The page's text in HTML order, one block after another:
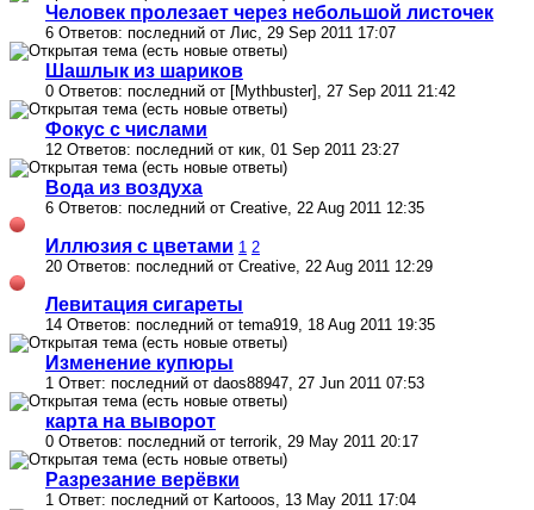
Человек пролезает через небольшой листочек
6 Ответов: последний от Лис, 29 Sep 2011 17:07
Шашлык из шариков
0 Ответов: последний от [Mythbuster], 27 Sep 2011 21:42
Фокус с числами
12 Ответов: последний от кик, 01 Sep 2011 23:27
Вода из воздуха
6 Ответов: последний от Creative, 22 Aug 2011 12:35
Иллюзия с цветами 1 2
20 Ответов: последний от Creative, 22 Aug 2011 12:29
Левитация сигареты
14 Ответов: последний от tema919, 18 Aug 2011 19:35
Изменение купюры
1 Ответ: последний от daos88947, 27 Jun 2011 07:53
карта на выворот
0 Ответов: последний от terrorik, 29 May 2011 20:17
Разрезание верёвки
1 Ответ: последний от Kartooos, 13 May 2011 17:04